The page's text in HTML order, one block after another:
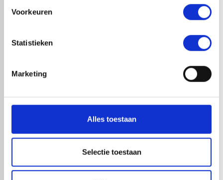
Voorkeuren
Statistieken
Marketing
Alles toestaan
Selectie toestaan
RedFox® EPDM strook |
0,75mm dik | Zwart | 95cm x
RedFox® EPDM strook |